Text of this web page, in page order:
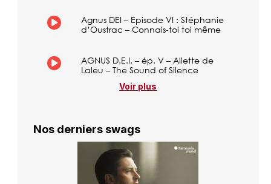
Agnus DEI – Episode VI : Stéphanie
d’Oustrac – Connais-toi toi même
AGNUS D.E.I. – ép. V – Aliette de
Laleu – The Sound of Silence
Voir plus
Nos derniers swags